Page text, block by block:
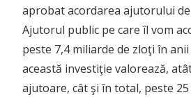
aprobat acordarea ajutorului
Ajutorul public pe care îl vom
peste 7,4 miliarde de zloţi în anii
această investiţie valorează,
ajutoare, cât şi în total, peste